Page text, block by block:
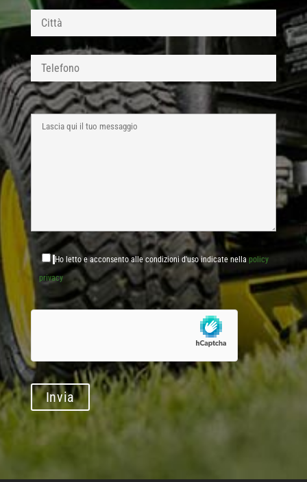
Ho letto e acconsento alle condizioni d'uso indicate nella policy
privacy